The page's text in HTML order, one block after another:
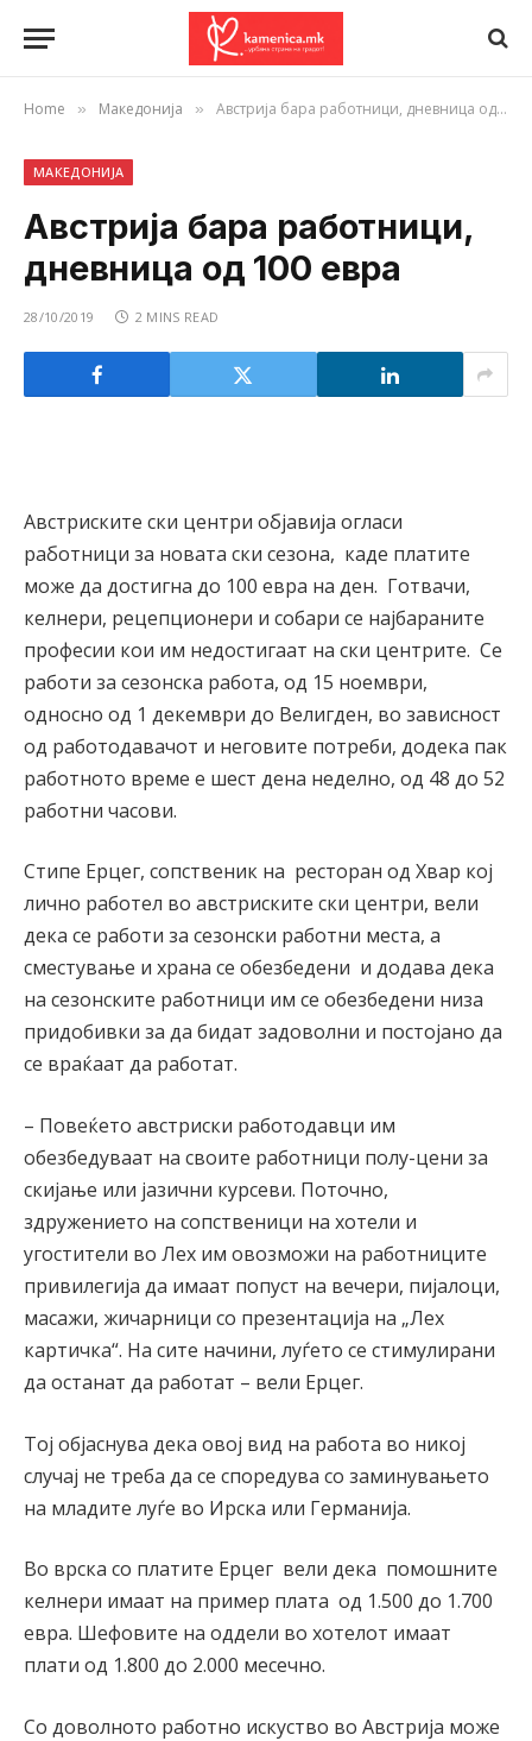
Home » Македонија » Австрија бара работници, дневница од 100 евра
МАКЕДОНИЈА
Австрија бара работници,
дневница од 100 евра
28/10/2019 2 MINS READ
Австриските ски центри објавија огласи
работници за новата ски сезона, каде платите
може да достигна до 100 евра на ден. Готвачи,
келнери, рецепционери и собари се најбараните
професии кои им недостигаат на ски центрите. Се
работи за сезонска работа, од 15 ноември,
односно од 1 декември до Велигден, во зависност
од работодавачот и неговите потреби, додека пак
работното време е шест дена неделно, од 48 до 52
работни часови.
Стипе Ерцег, сопственик на ресторан од Хвар кој
лично работел во австриските ски центри, вели
дека се работи за сезонски работни места, а
сместување и храна се обезбедени и додава дека
на сезонските работници им се обезбедени низа
придобивки за да бидат задоволни и постојано да
се враќаат да работат.
– Повеќето австриски работодавци им
обезбедуваат на своите работници полу-цени за
скијање или јазични курсеви. Поточно,
здружението на сопственици на хотели и
угостители во Лех им овозможи на работниците
привилегија да имаат попуст на вечери, пијалоци,
масажи, жичарници со презентација на „Лех
картичка“. На сите начини, луѓето се стимулирани
да останат да работат – вели Ерцег.
Тој објаснува дека овој вид на работа во никој
случај не треба да се споредува со заминувањето
на младите луѓе во Ирска или Германија.
Во врска со платите Ерцег вели дека помошните
келнери имаат на пример плата од 1.500 до 1.700
евра. Шефовите на оддели во хотелот имаат
плати од 1.800 до 2.000 месечно.
Со доволното работно искуство во Австрија може